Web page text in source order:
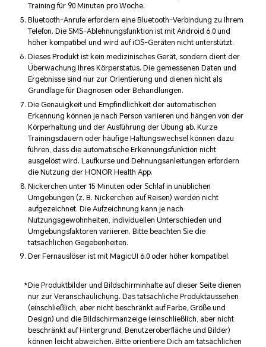
Training für 90 Minuten pro Woche.
Bluetooth-Anrufe erfordern eine Bluetooth-Verbindung zu Ihrem
Telefon. Die SMS-Ablehnungsfunktion ist mit Android 6.0 und
höher kompatibel und wird auf iOS-Geräten nicht unterstützt.
Dieses Produkt ist kein medizinisches Gerät, sondern dient der
Überwachung Ihres Körperstatus. Die gemessenen Daten und
Ergebnisse sind nur zur Orientierung und dienen nicht als
Grundlage für Diagnosen oder Behandlungen.
Die Genauigkeit und Empfindlichkeit der automatischen
Erkennung können je nach Person variieren und hängen von der
Körperhaltung und der Ausführung der Übung ab. Kurze
Trainingsdauern oder häufige Haltungswechsel können dazu
führen, dass die automatische Erkennungsfunktion nicht
ausgelöst wird. Laufkurse und Dehnungsanleitungen erfordern
die Nutzung der HONOR Health App.
Nickerchen unter 15 Minuten oder Schlaf in unüblichen
Umgebungen (z. B. Nickerchen auf Reisen) werden nicht
aufgezeichnet. Die Aufzeichnung kann je nach
Nutzungsgewohnheiten, individuellen Unterschieden und
Umgebungsfaktoren variieren. Bitte beachten Sie die
tatsächlichen Gegebenheiten.
Der Fernauslöser ist mit MagicUI 6.0 oder höher kompatibel.
Die Produktbilder und Bildschirminhalte auf dieser Seite dienen
nur zur Veranschaulichung. Das tatsächliche Produktaussehen
(einschließlich, aber nicht beschränkt auf Farbe, Größe und
Design) und die Bildschirmanzeige (einschließlich, aber nicht
beschränkt auf Hintergrund, Benutzeroberfläche und Bilder)
können leicht abweichen. Bitte orientiere Dich am tatsächlichen